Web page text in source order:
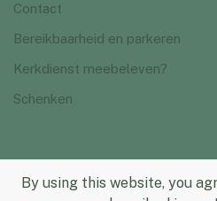
By using this website, you
Contact
Bereikbaarheid en parkeren
Kerkdienst meebeleven?
Schenken